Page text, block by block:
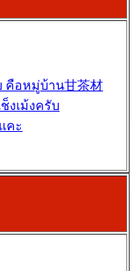
คือหมู่บ้าน甘茶材
งเม้งครับ
คะ